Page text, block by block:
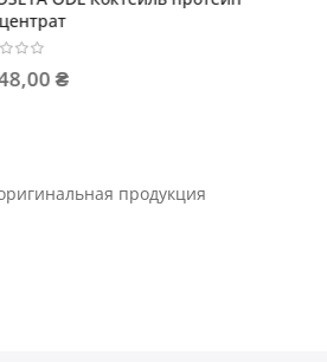
продукция